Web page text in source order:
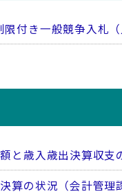
付き一般競争入札
歳入歳出決算収支
の状況（会計管理